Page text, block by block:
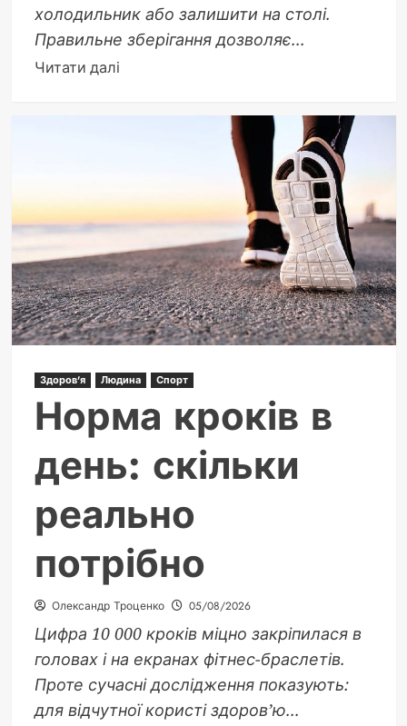
холодильник або залишити на столі.
Правильне зберігання дозволяє...
Читати даліДокладніше
способи,
щоб
корінь
залишався
свіжим
тижнями
Здоров'я Людина Спорт
Норма кроків в
день: скільки
реально
потрібно
Олександр Троценко 05/08/2026
Цифра 10 000 кроків міцно закріпилася в
головах і на екранах фітнес-браслетів.
Проте сучасні дослідження показують:
для відчутної користі здоров’ю...